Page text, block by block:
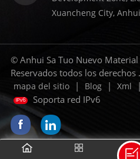
Xuancheng City,
© Anhui Sa Tuo Nuevo Material
Reservados todos los derechos .
mapa del sitio | Blog | Xml |
Soporta red IPv6